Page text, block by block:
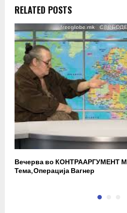
RELATED POSTS
Вечерва во КОНТРААРГУМЕНТ
Тема, Операција Вагнер